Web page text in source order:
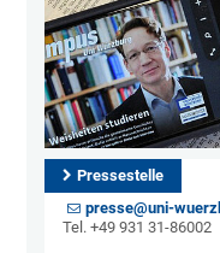
Pressestelle
presse@uni-
Tel. +49 931 31-86002